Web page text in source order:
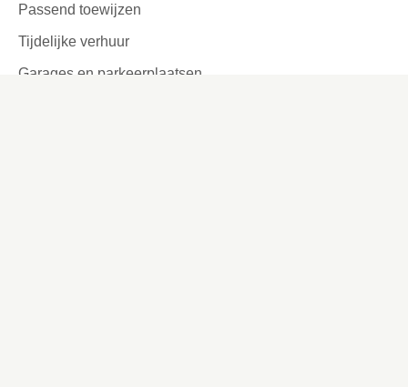
Passend toewijzen
Tijdelijke verhuur
Garages en parkeerplaatsen